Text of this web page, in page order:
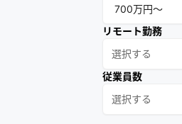
リモート勤務
選択する
従業員数
選択する